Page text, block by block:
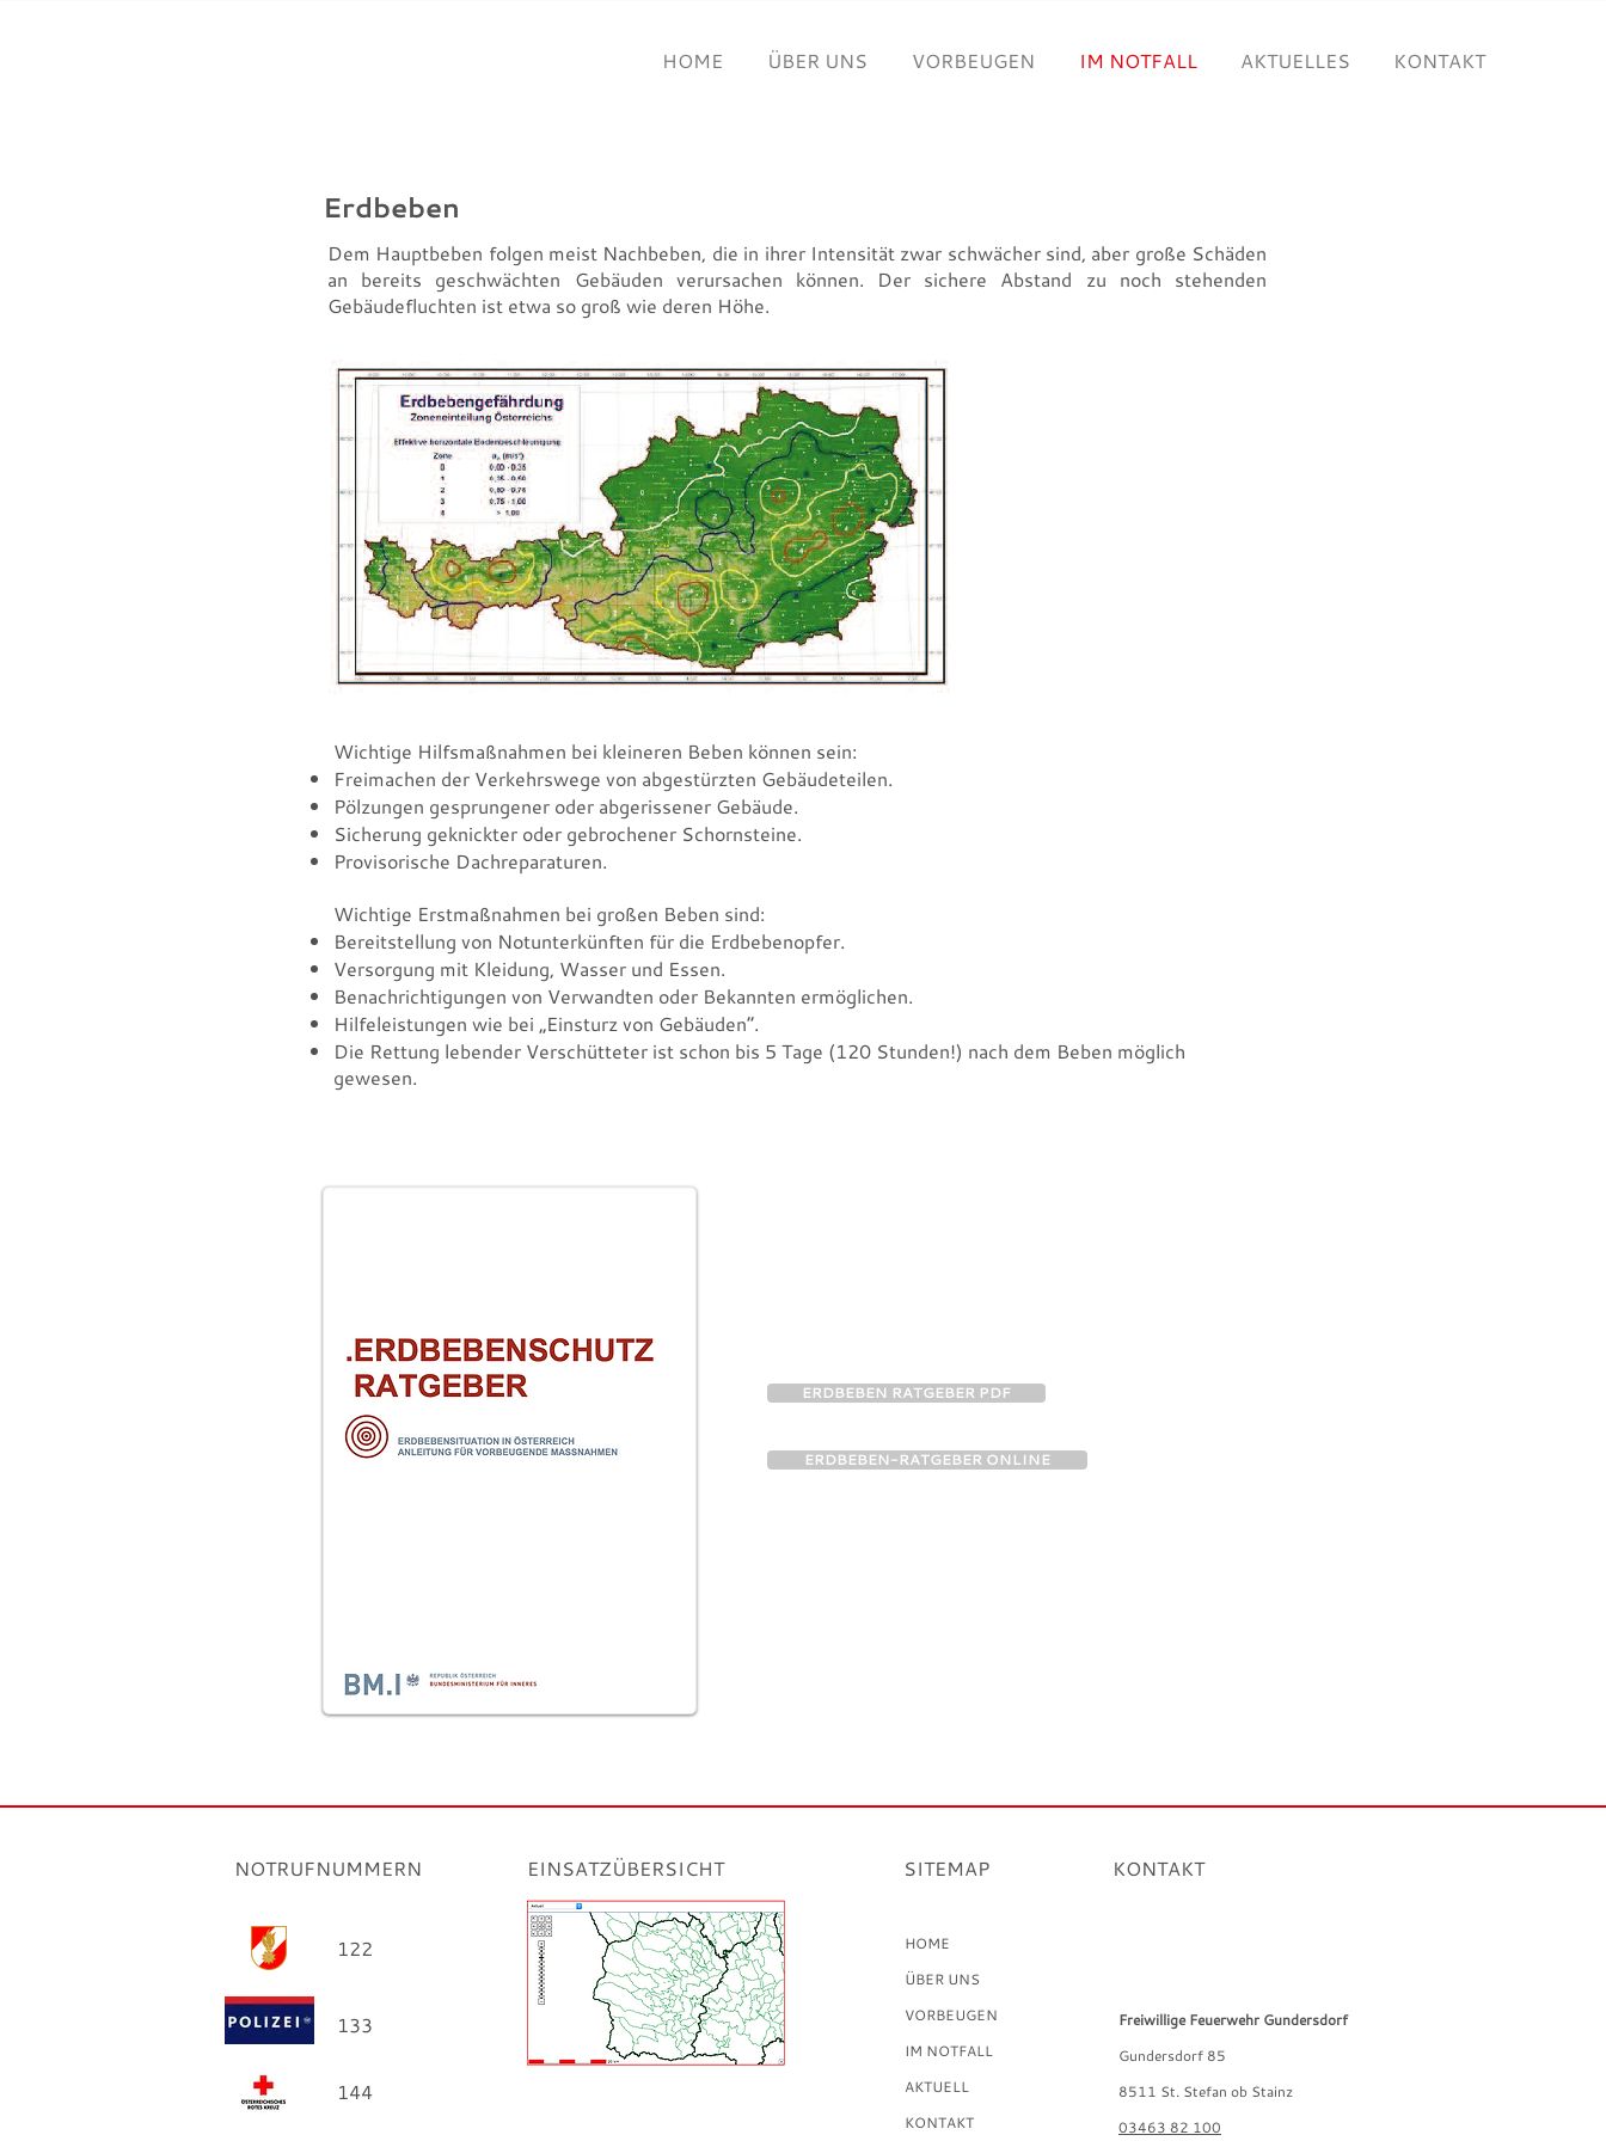
HOME ÜBER UNS VORBEUGEN IM NOTFALL AKTUELLES KONTAKT
Erdbeben
Dem Hauptbeben folgen meist Nachbeben, die in ihrer Intensität zwar schwächer sind, aber große Schäden
an bereits geschwächten Gebäuden verursachen können. Der sichere Abstand zu noch stehenden
Gebäudefluchten ist etwa so groß wie deren Höhe.
Wichtige Hilfsmaßnahmen bei kleineren Beben können sein:
Freimachen der Verkehrswege von abgestürzten Gebäudeteilen.
Pölzungen gesprungener oder abgerissener Gebäude.
Sicherung geknickter oder gebrochener Schornsteine.
Provisorische Dachreparaturen.
Wichtige Erstmaßnahmen bei großen Beben sind:
Bereitstellung von Notunterkünften für die Erdbebenopfer.
Versorgung mit Kleidung, Wasser und Essen.
Benachrichtigungen von Verwandten oder Bekannten ermöglichen.
Hilfeleistungen wie bei „Einsturz von Gebäuden“.
Die Rettung lebender Verschütteter ist schon bis 5 Tage (120 Stunden!) nach dem Beben möglich
gewesen.
ERDBEBEN RATGEBER PDF
ERDBEBEN-RATGEBER ONLINE
NOTRUFNUMMERN
122
133
144
EINSATZÜBERSICHT SITEMAP
HOME
ÜBER UNS
VORBEUGEN
IM NOTFALL
AKTUELL
KONTAKT
KONTAKT
Freiwillige Feuerwehr Gundersdorf
Gundersdorf 85
8511 St. Stefan ob Stainz
03463 82 100